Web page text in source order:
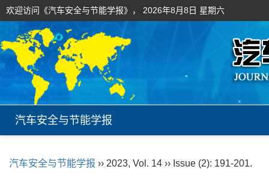
欢迎访问《汽车安全与节能学报》， 2026年8月8日 星期六
汽车安全与节能学报
汽车安全与节能学报 ›› 2023, Vol. 14 ›› Issue (2): 191-201.